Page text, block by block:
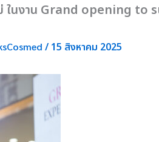
ม่ ในงาน Grand opening
/ 15 สิงหาคม 2025